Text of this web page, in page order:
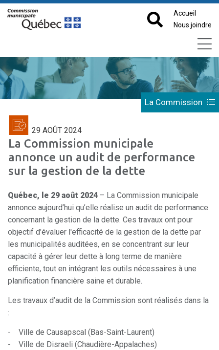
Accueil
Nous joindre
La Commission
29 AOÛT 2024
La Commission municipale
annonce un audit de performance
sur la gestion de la dette
Québec, le 29 août 2024 – La Commission municipale
annonce aujourd’hui qu’elle réalise un audit de performance
concernant la gestion de la dette. Ces travaux ont pour
objectif d’évaluer l'efficacité de la gestion de la dette par
les municipalités auditées, en se concentrant sur leur
capacité à gérer leur dette à long terme de manière
efficiente, tout en intégrant les outils nécessaires à une
planification financière saine et durable.
Les travaux d’audit de la Commission sont réalisés dans la
:
- Ville de Causapscal (Bas-Saint-Laurent)
- Ville de Disraeli (Chaudière-Appalaches)